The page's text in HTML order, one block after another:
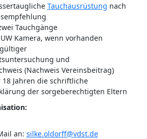
Tauchausrüstung nach
Tauchgänge
Kamera, wenn vorhanden
und
(Nachweis Vereinsbeitrag)
Jahren die schriftliche
der sorgeberechtigten Eltern
an: silke.oldorff@vdst.de